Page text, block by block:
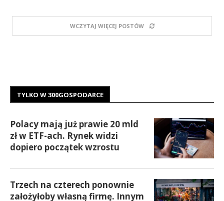
WCZYTAJ WIĘCEJ POSTÓW
TYLKO W 300GOSPODARCE
Polacy mają już prawie 20 mld
zł w ETF-ach. Rynek widzi
dopiero początek wzrostu
Trzech na czterech ponownie
założyłoby własną firmę. Innym